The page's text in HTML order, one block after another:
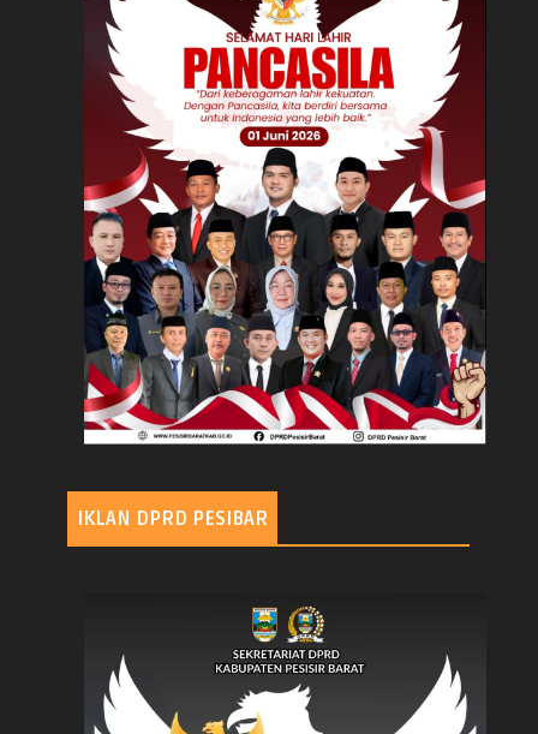
IKLAN DPRD PESIBAR